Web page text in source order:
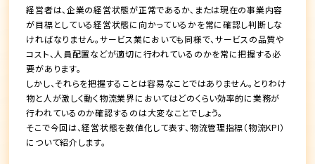
経営者は、企業の経営状態が正常であるか、または現在の事業内容
が目標としている経営状態に向かっているかを常に確認し判断しな
ければなりません。サービス業においても同様で、サービスの品質や
コスト、人員配置などが適切に行われているのかを常に把握する必
要があります。
しかし、それらを把握することは容易なことではありません。とりわけ
物と人が激しく動く物流業界においてはどのくらい効率的に業務が
行われているのか確認するのは大変なことでしょう。
そこで今回は、経営状態を数値化して表す、 物流管理指標（物流KPI）
について紹介します。